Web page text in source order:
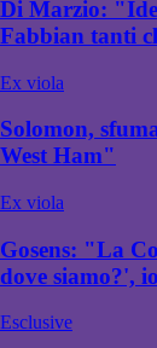
Di Marzio:
Fabbian tanti
Ex viola
Solomon,
West Ham"
Ex viola
Gosens: "La
dove siamo?',
Esclusive